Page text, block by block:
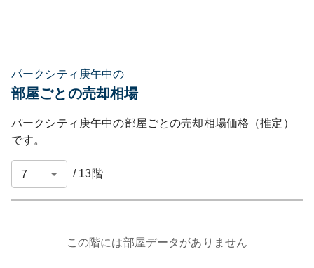
パークシティ庚午中の
部屋ごとの売却相場
パークシティ庚午中の部屋ごとの売却相場価格（推定）
です。
/ 13階
この階には部屋データがありません